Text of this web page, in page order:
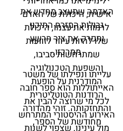
אישית, היכולת של האדם
לרמות את עצמו, היכולת
שלו להיות עיוור לזוועות
שמתרחשות סביבו,
והשפעת הטכנולוגיה
המודרנית על הופעת
הרודנות הטוטליטרית
והתחזקותה. זוהי מהדורה
מחודשת של הספר,
האדמה שתעצב מחדש את
גבולות המזרח התיכון
ותפרק את ציר הרשע
ממרכזו.
עלייתו ונפילתו של משטר
האייתוללות הוא ספר חובה
לכל מי שרוצה להבין את
האירוע ההיסטורי המתרחש
מול עינינו, שצפוי לשנות